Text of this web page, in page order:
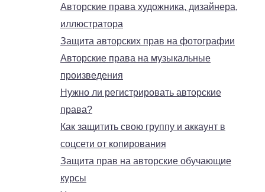
Авторские права художника, дизайнера,
иллюстратора
Защита авторских прав на фотографии
Авторские права на музыкальные
произведения
Нужно ли регистрировать авторские
права?
Как защитить свою группу и аккаунт в
соцсети от копирования
Защита прав на авторские обучающие
курсы